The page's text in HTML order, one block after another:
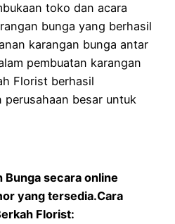
toko dan acara
bunga yang berhasil
karangan bunga antar
pembuatan karangan
Florist berhasil
besar untuk
Bunga secara online
yang tersedia.Cara
Florist: